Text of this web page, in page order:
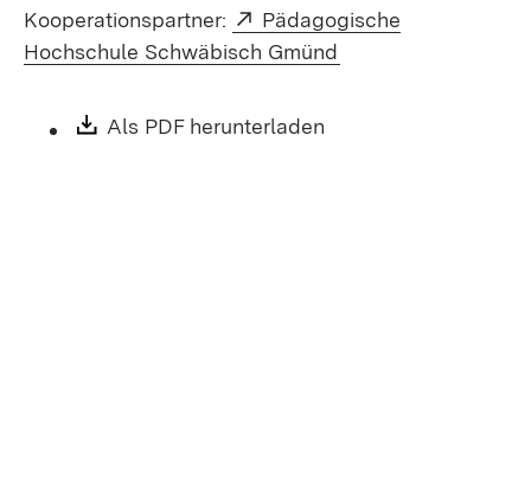
Kooperationspartner: Extern:
Pädagogische
Hochschule Schwäbisch Gmünd
Download:
Als PDF herunterladen